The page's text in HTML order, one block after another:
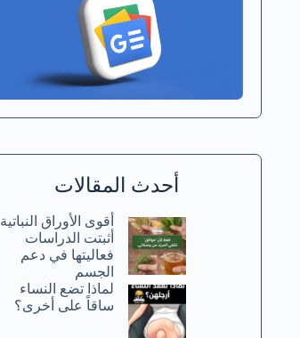
أحدث المقالات
أقوى الأوراق النباتية
أثبتت الدراسات
فعاليتها في دعم
الجسم
لماذا تضع النساء
ساقاً على أخرى؟